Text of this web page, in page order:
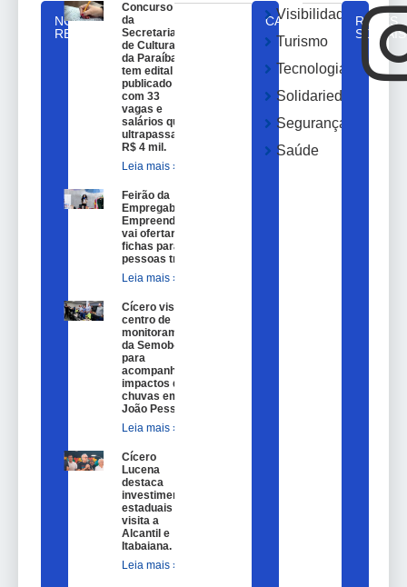
NOTICIAS
RELACIONADAS
Concurso
da
Secretaria
de Cultura
da Paraíba
tem edital
publicado
com 33
vagas e
salários que
ultrapassam
R$ 4 mil.
Leia mais »
Feirão da
Empregabilidade e
Empreendedorismo
vai ofertar 100
fichas para
pessoas trans.
Leia mais »
Cícero visita
centro de
monitoramento
da Semob-JP
para
acompanhar
impactos das
chuvas em
João Pessoa.
Leia mais »
Cícero
Lucena
destaca
investimentos
estaduais em
visita a
Alcantil e
Itabaiana.
Leia mais »
CATEGORIAS
Visibilidade
Turismo
Tecnologia
Solidariedade
Segurança
Saúde
REDES
SOCIAIS